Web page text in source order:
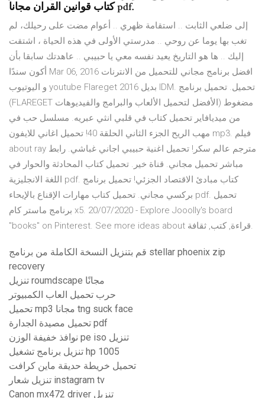
كتاب قوانين القران مجانا pdf.
إلى ضلعي الثابت .. استقامة ظهري .. أعوام مضت على رحيلك، لم
تغب بها يوما عن روحي .. مدرستي الأولى في هذه الحياة ، اشتقت
إليك .. ها هو التاريخ يعيد نفسه معي يا حبيبي .. عاهدتك سابقا بأن
أكون سندًا Mar 06, 2016 افضل برنامج مجاني للتحميل من الانترنات
و اليوتيوب youtube Flareget 2016 بديل IDM. تحميل. تحميل برنامج
(FLAREGET الأفضل لتحميل الألعاب والبرامج والفيديوهات) مضغوط
من ميديافاير تحميل كتاب في قلبي انثي عبريه. مسلسل حب في
مهب الريح الجزء الثاني الحلقة 40! تحميل اغاني للايفون mp3. فيلم
about ray مترجم عالم سكر! تحميل اغنية حبيبي اجاني غباشي. رابط
مباشر تحميل مجاني. قناة خير. تحميل كتاب المحادثة والحوار في
اللغة الانجليزية pdf. كتاب مبادئ الاقتصاد الجزئي! تحميل برنامج
بركسي مجاني. تحميل كتاب مهارات الإقناع بالإيحاء pdf. تحميل
برنامج ماستر كام x5. 20/07/2020 - Explore Jooolly's board
"books" on Pinterest. See more ideas about قراءة, كتب, ثقافة.
قم بتنزيل النسخة الكاملة من برنامج stellar phoenix zip
recovery
تنزيل roumdscape مجانًا
حرب تحميل العاب الكمبيوتر
تحميل mp3 مجانا tng suck face
تحميل مصيدة الجدارة pdf
نوافذ خفيفة الوزن pe iso تنزيل
تنزيل برنامج تشغيل hp 1005
تحميل خريطة حديقة ماين كرافت
تنزيل شعار instagram tv
Canon mx472 driver تنزيل